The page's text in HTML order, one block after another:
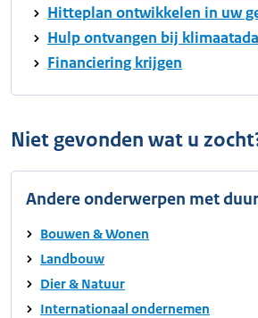
Hitteplan ontwikkelen in uw
Hulp ontvangen bij
Financiering krijgen
Niet gevonden wat u
Andere onderwerpen met
Bouwen & Wonen
Landbouw
Dier & Natuur
Internationaal ondernemen